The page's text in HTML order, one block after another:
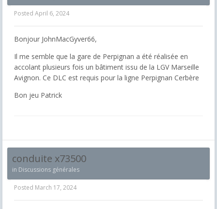
Posted April 6, 2024
Bonjour JohnMacGyver66,
Il me semble que la gare de Perpignan a été réalisée en
accolant plusieurs fois un bâtiment issu de la LGV Marseille
Avignon. Ce DLC est requis pour la ligne Perpignan Cerbère
Bon jeu Patrick
conduite x73500
in Discussions générales
Posted March 17, 2024